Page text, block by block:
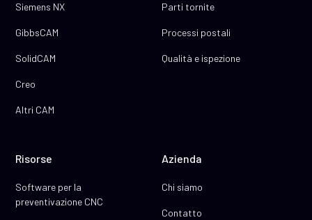
Siemens NX
GibbsCAM
SolidCAM
Creo
Altri CAM
Parti tornite
Processi postali
Qualità e ispezione
Risorse
Software per la
preventivazione CNC
Azienda
Chi siamo
Contatto